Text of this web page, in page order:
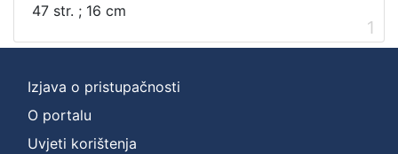
47 str. ; 16 cm
1
Izjava o pristupačnosti
O portalu
Uvjeti korištenja